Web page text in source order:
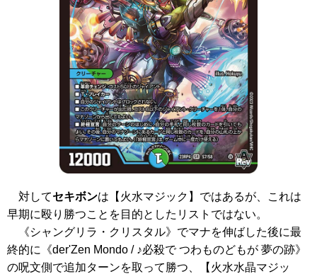
対してセキボンは【火水マジック】ではあるが、これは
早期に殴り勝つことを目的としたリストではない。
《シャングリラ・クリスタル》 でマナを伸ばした後に最
終的に
《der'Zen Mondo / ♪必殺で つわものどもが 夢の跡》
の呪文側で追加ターンを取って勝つ、【火水水晶マジッ